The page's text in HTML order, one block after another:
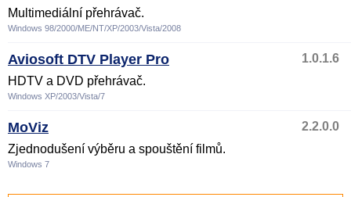
Multimediální přehrávač.
Windows 98/2000/ME/NT/XP/2003/Vista/2008
Aviosoft DTV Player Pro
1.0.1.6
HDTV a DVD přehrávač.
Windows XP/2003/Vista/7
MoViz
2.2.0.0
Zjednodušení výběru a spouštění filmů.
Windows 7